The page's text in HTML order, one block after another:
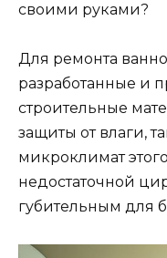
своими руками?
Для ремонта
разработанные и
строительные
защиты от влаги,
микроклимат
недостаточной
губительным для